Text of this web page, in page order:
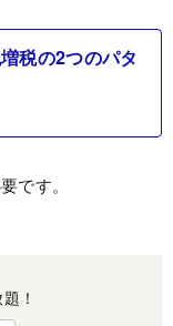
税の2つのパタ
です。
！